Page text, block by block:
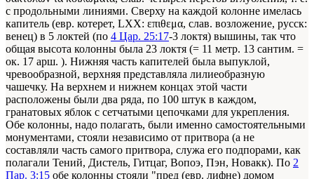
с продольными линиями. Сверху на каждой колонне имелась
капитель (евр. котерет, LXX: επιθεμα, слав. возложение, русск:
венец) в 5 локтей (по 4 Цар. 25:17-3 локтя) вышины, так что
общая высота колонны была 23 локтя (= 11 метр. 13 сантим. =
ок. 17 арш. ). Нижняя часть капителей была выпуклой,
чревообразной, верхняя представляла лилиеобразную
чашечку. На верхнем и нижнем концах этой части
расположены были два ряда, по 100 штук в каждом,
гранатовых яблок с сетчатыми цепочками для укрепления.
Обе колонны, надо полагать, были именно самостоятельными
монументами, стояли независимо от притвора (а не
составляли часть самого притвора, служа его подпорами, как
полагали Тений, Дистель, Гитцаг, Вопоэ, Пэн, Новакк). По 2
Пар. 3:15 обе колонны стояли "пред (евр. лифне) домом